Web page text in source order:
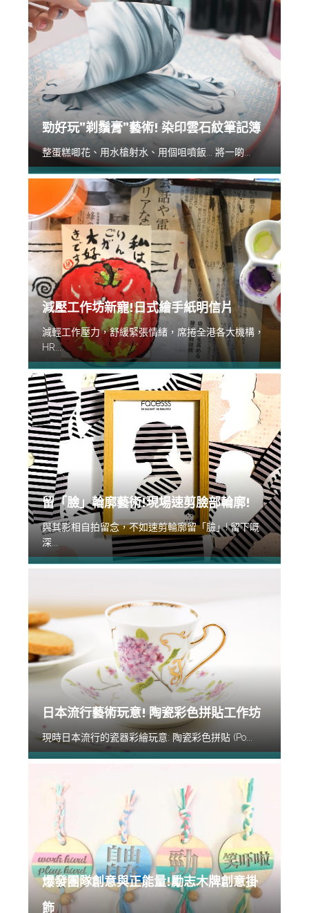
勁好玩”剃鬚膏”藝術! 染印雲石紋筆記簿
整蛋糕唧花、用水槍射水、用個咀噴飯... 將一啲...
減壓工作坊新寵!日式繪手紙明信片
減輕工作壓力，舒緩緊張情緒，席捲全港各大機構，
HR...
留「臉」輪廓藝術!現場速剪臉部輪廓!
與其影相自拍留念，不如速剪輪廓留「臉」! 留下嘅
深...
日本流行藝術玩意! 陶瓷彩色拼貼工作坊
現時日本流行的瓷器彩繪玩意: 陶瓷彩色拼貼 (Po...
爆發團隊創意與正能量!勵志木牌創意掛
飾